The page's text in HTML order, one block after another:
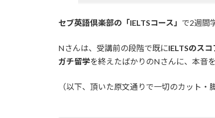
セブ英語倶楽部の「IELTSコース」 で2週間
Nさんは、受講前の段階で既にIELTSのス
ガチ留学を終えたばかりのNさんに、本音
（以下、頂いた原文通りで一切のカット・